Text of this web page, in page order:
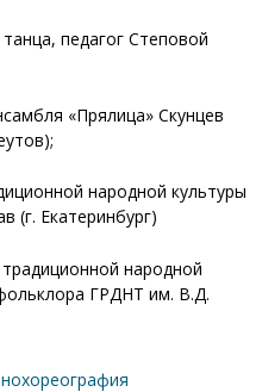
педагог Степовой
«Прялица» Скунцев
народной культуры
(г. Екатеринбург)
народной
ГРДНТ им. В.Д.